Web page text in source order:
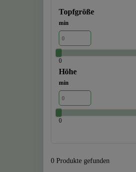
Topfgröße
min
0
Höhe
min
0
0 Produkte gefunden